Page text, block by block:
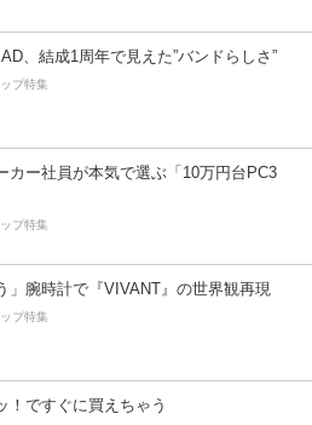
、結成1周年で見えた”バンドらしさ”
プ特集
カー社員が本気で選ぶ「10万円台PC3
プ特集
」腕時計で『VIVANT』の世界観再現
プ特集
！ですぐに買えちゃう